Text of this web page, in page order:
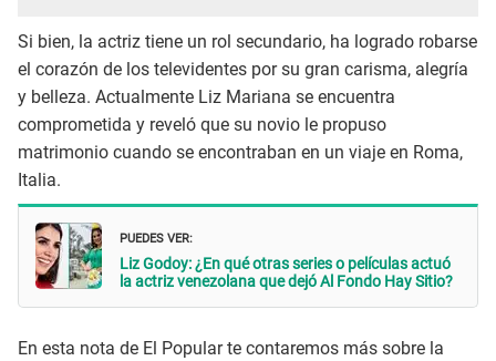
Si bien, la actriz tiene un rol secundario, ha logrado robarse
el corazón de los televidentes por su gran carisma, alegría
y belleza. Actualmente Liz Mariana se encuentra
comprometida y reveló que su novio le propuso
matrimonio cuando se encontraban en un viaje en Roma,
Italia.
PUEDES VER:
Liz Godoy: ¿En qué otras series o películas actuó
la actriz venezolana que dejó Al Fondo Hay Sitio?
En esta nota de El Popular te contaremos más sobre la